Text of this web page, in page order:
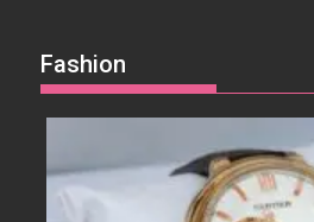
Fashion